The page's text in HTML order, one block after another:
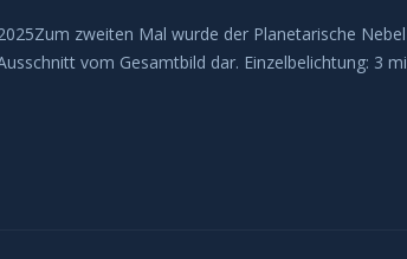
zweiten Mal wurde der Planetarische
vom Gesamtbild dar. Einzelbelichtung: 3